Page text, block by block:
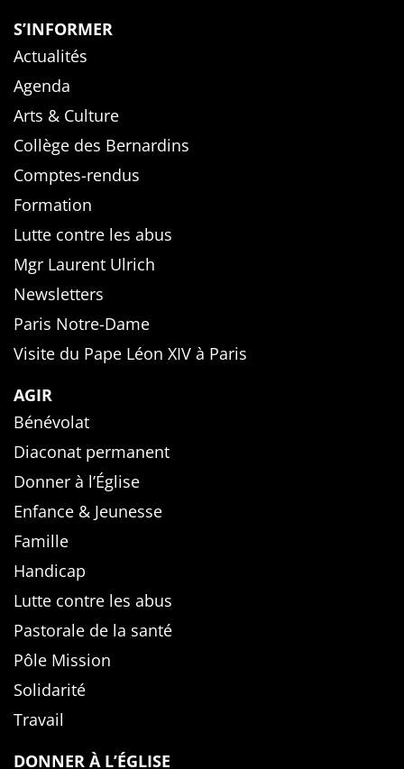
S’INFORMER
Actualités
Agenda
Arts & Culture
Collège des Bernardins
Comptes-rendus
Formation
Lutte contre les abus
Mgr Laurent Ulrich
Newsletters
Paris Notre-Dame
Visite du Pape Léon XIV à Paris
AGIR
Bénévolat
Diaconat permanent
Donner à l’Église
Enfance & Jeunesse
Famille
Handicap
Lutte contre les abus
Pastorale de la santé
Pôle Mission
Solidarité
Travail
DONNER À L’ÉGLISE